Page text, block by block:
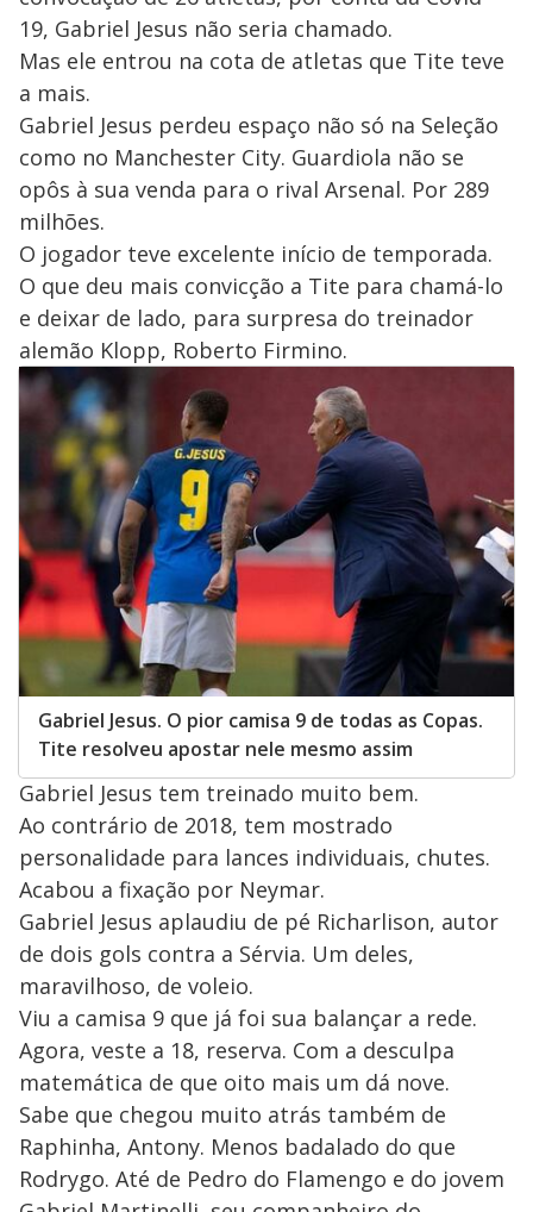
19, Gabriel Jesus não seria chamado.
Mas ele entrou na cota de atletas que Tite teve
a mais.
Gabriel Jesus perdeu espaço não só na Seleção
como no Manchester City. Guardiola não se
opôs à sua venda para o rival Arsenal. Por 289
milhões.
O jogador teve excelente início de temporada.
O que deu mais convicção a Tite para chamá-lo
e deixar de lado, para surpresa do treinador
alemão Klopp, Roberto Firmino.
Gabriel Jesus. O pior camisa 9 de todas as Copas.
Tite resolveu apostar nele mesmo assim
Gabriel Jesus tem treinado muito bem.
Ao contrário de 2018, tem mostrado
personalidade para lances individuais, chutes.
Acabou a fixação por Neymar.
Gabriel Jesus aplaudiu de pé Richarlison, autor
de dois gols contra a Sérvia. Um deles,
maravilhoso, de voleio.
Viu a camisa 9 que já foi sua balançar a rede.
Agora, veste a 18, reserva. Com a desculpa
matemática de que oito mais um dá nove.
Sabe que chegou muito atrás também de
Raphinha, Antony. Menos badalado do que
Rodrygo. Até de Pedro do Flamengo e do jovem